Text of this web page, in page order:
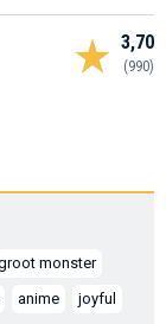
3,70
(990)
monster
anime joyful